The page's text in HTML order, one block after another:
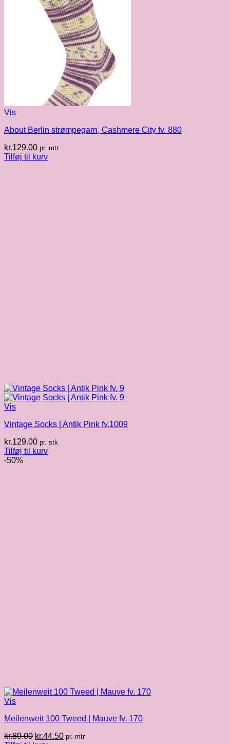
Vis
About Berlin strømpegarn, Cashmere City fv. 880
kr.129.00 pr. mtr
Tilføj til kurv
Vis
Vintage Socks | Antik Pink fv.1009
kr.129.00 pr. stk
Tilføj til kurv
-50%
Vis
Meilenweit 100 Tweed | Mauve fv. 170
kr.89.00 Den
kr.44.50Den
pr. mtr